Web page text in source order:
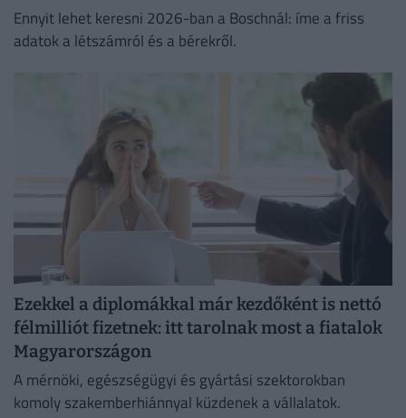
Ennyit lehet keresni 2026-ban a Boschnál: íme a friss
adatok a létszámról és a bérekről.
Ezekkel a diplomákkal már kezdőként is nettó
félmilliót fizetnek: itt tarolnak most a fiatalok
Magyarországon
A mérnöki, egészségügyi és gyártási szektorokban
komoly szakemberhiánnyal küzdenek a vállalatok.